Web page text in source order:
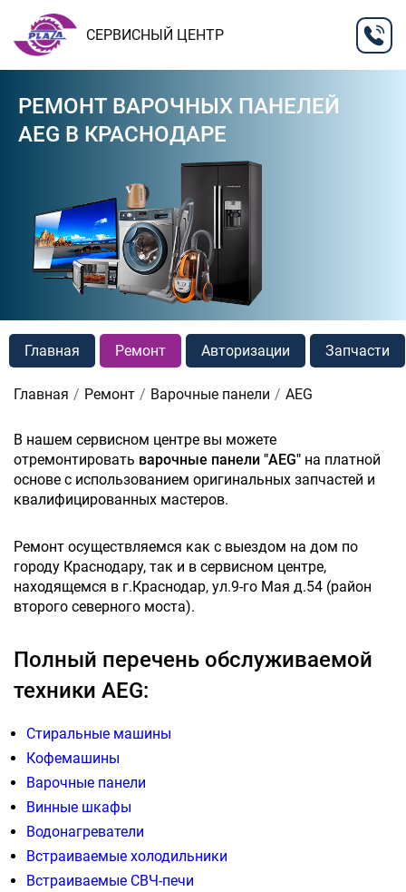
СЕРВИСНЫЙ ЦЕНТР
РЕМОНТ ВАРОЧНЫХ ПАНЕЛЕЙ
AEG В КРАСНОДАРЕ
Главная Ремонт Авторизации Запчасти
Главная Ремонт Варочные панели AEG
В нашем сервисном центре вы можете
отремонтировать варочные панели "AEG" на платной
основе с использованием оригинальных запчастей и
квалифицированных мастеров.
Ремонт осуществляемся как с выездом на дом по
городу Краснодару, так и в сервисном центре,
находящемся в г.Краснодар, ул.9-го Мая д.54 (район
второго северного моста).
Полный перечень обслуживаемой
техники AEG:
Стиральные машины
Кофемашины
Варочные панели
Винные шкафы
Водонагреватели
Встраиваемые холодильники
Встраиваемые СВЧ-печи